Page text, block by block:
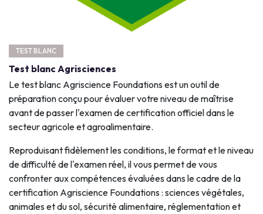
TEST BLANC
Test blanc Agrisciences
Le test blanc Agriscience Foundations est un outil de
préparation conçu pour évaluer votre niveau de maîtrise
avant de passer l'examen de certification officiel dans le
secteur agricole et agroalimentaire.
Reproduisant fidèlement les conditions, le format et le niveau
de difficulté de l'examen réel, il vous permet de vous
confronter aux compétences évaluées dans le cadre de la
certification Agriscience Foundations : sciences végétales,
animales et du sol, sécurité alimentaire, réglementation et